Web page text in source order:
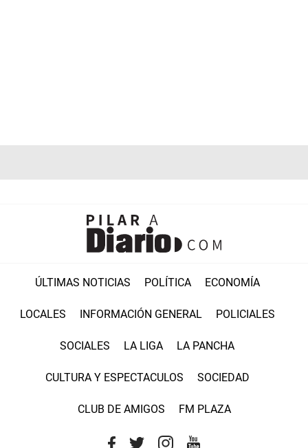
ÚLTIMAS NOTICIAS POLÍTICA ECONOMÍA
LOCALES INFORMACIÓN GENERAL POLICIALES
SOCIALES LA LIGA LA PANCHA
CULTURA Y ESPECTACULOS SOCIEDAD
CLUB DE AMIGOS FM PLAZA